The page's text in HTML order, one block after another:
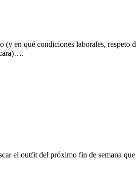
en qué condiciones laborales, respeto
cara)….
el outfit del próximo fin de semana